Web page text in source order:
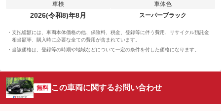
車検
2026(令和8)年8月
車体色
スーパーブラック
支払総額には、車両本体価格の他、保険料、税金、登録等に伴う費用、リサイクル預託金
相当額等、購入時に必要な全ての費用が含まれています。
当該価格は、登録等の時期や地域などについて一定の条件を付した価格になります。
無料 この車両に関するお問い合わせ